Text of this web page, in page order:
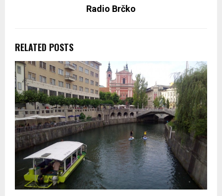
Radio Brčko
RELATED POSTS